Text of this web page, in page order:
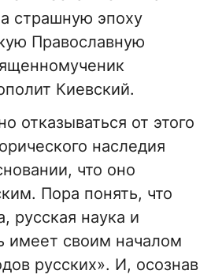
страшную эпоху
Православную
Киевский.
отказываться от этого
наследия
что оно
Пора понять, что
русская наука и
имеет своим началом
русских». И, осознав